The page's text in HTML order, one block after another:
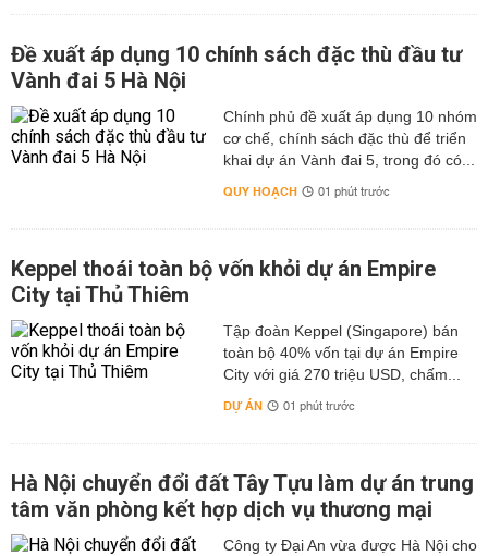
Đề xuất áp dụng 10 chính sách đặc thù đầu tư
Vành đai 5 Hà Nội
Chính phủ đề xuất áp dụng 10 nhóm
cơ chế, chính sách đặc thù để triển
khai dự án Vành đai 5, trong đó có...
QUY HOẠCH 01 phút trước
Keppel thoái toàn bộ vốn khỏi dự án Empire
City tại Thủ Thiêm
Tập đoàn Keppel (Singapore) bán
toàn bộ 40% vốn tại dự án Empire
City với giá 270 triệu USD, chấm...
DỰ ÁN 01 phút trước
Hà Nội chuyển đổi đất Tây Tựu làm dự án trung
tâm văn phòng kết hợp dịch vụ thương mại
Công ty Đại An vừa được Hà Nội cho